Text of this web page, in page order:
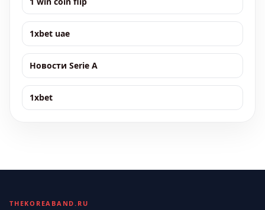
1xbet uae
Новости Serie A
1xbet
THEKOREABAND.RU